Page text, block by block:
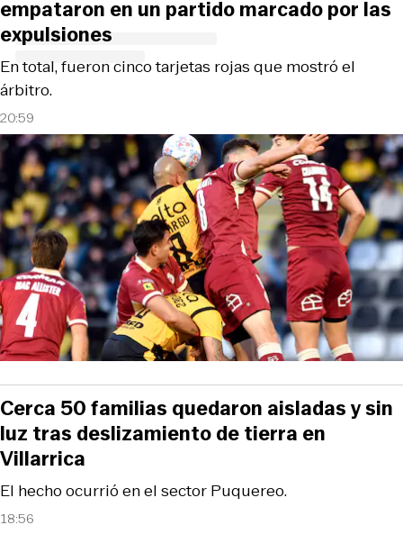
20:59
En total, fueron cinco tarjetas rojas que mostró el
árbitro.
empataron en un partido marcado por las
expulsiones
18:56
El hecho ocurrió en el sector Puquereo.
Cerca 50 familias quedaron aisladas y sin
luz tras deslizamiento de tierra en
Villarrica